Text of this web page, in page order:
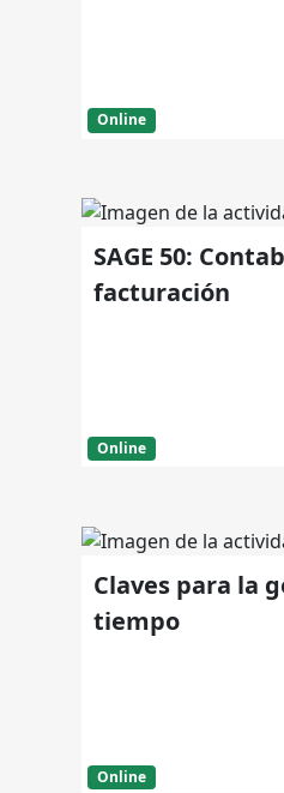
Online
SAGE 50:
facturación
Online
Claves para la
tiempo
Online